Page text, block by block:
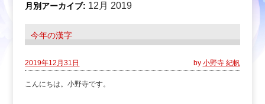
月別アーカイブ: 12月 2019
今年の漢字
2019年12月31日 by 小野寺 紀帆
こんにちは。小野寺です。